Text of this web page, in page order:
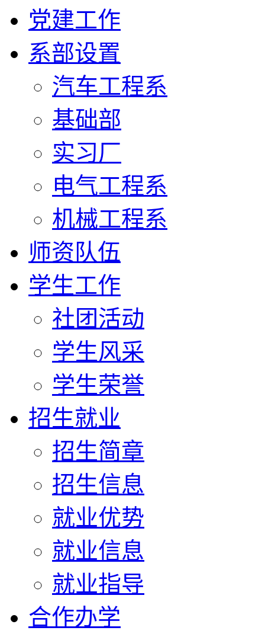
党建工作
系部设置
汽车工程系
基础部
实习厂
电气工程系
机械工程系
师资队伍
学生工作
社团活动
学生风采
学生荣誉
招生就业
招生简章
招生信息
就业优势
就业信息
就业指导
合作办学